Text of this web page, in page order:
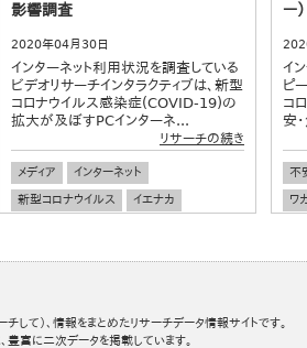
影響調査
2020年04月30日
インターネット利用状況を調査している
ビデオリサーチインタラクティブは、新型
コロナウイルス感染症(COVID-19)の
拡大が及ぼすPCインターネ...
リサーチの続き
メディア
インターネット
新型コロナウイルス
イエナカ
ー）
イ
ピ
コ
安
不
ワ
して）、情報をまとめたリサーチデータ情報サイトです。
富に二次データを掲載しています。